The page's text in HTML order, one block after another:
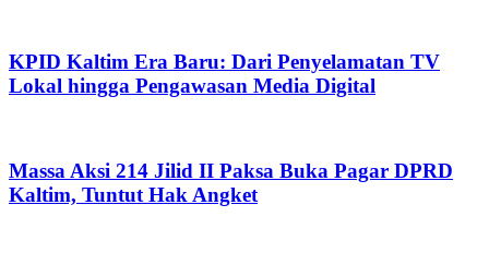
KPID Kaltim Era Baru: Dari Penyelamatan TV
Lokal hingga Pengawasan Media Digital
Massa Aksi 214 Jilid II Paksa Buka Pagar DPRD
Kaltim, Tuntut Hak Angket